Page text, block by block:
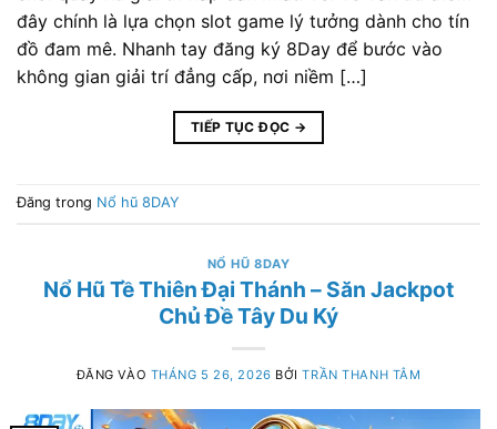
đây chính là lựa chọn slot game lý tưởng dành cho tín
đồ đam mê. Nhanh tay đăng ký 8Day để bước vào
không gian giải trí đẳng cấp, nơi niềm […]
TIẾP TỤC ĐỌC →
Đăng trong Nổ hũ 8DAY
NỔ HŨ 8DAY
Nổ Hũ Tề Thiên Đại Thánh – Săn Jackpot
Chủ Đề Tây Du Ký
ĐĂNG VÀO THÁNG 5 26, 2026 BỞITRẦN THANH TÂM